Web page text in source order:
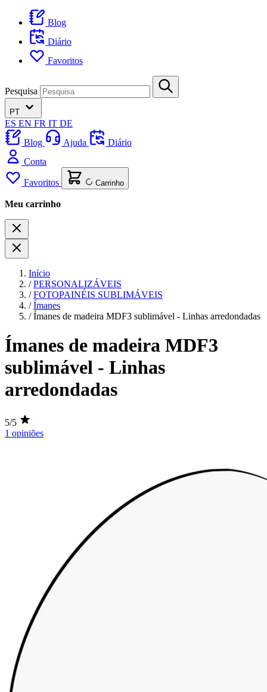
Blog
Diário
Favoritos
Pesquisa
PT
ES EN FR IT DE
Blog
Ajuda
Diário
Conta
Favoritos Carrinho
Meu carrinho
Início
/ PERSONALIZÁVEIS
/ FOTOPAINÉIS SUBLIMÁVEIS
/ Ímanes
/ Ímanes de madeira MDF3 sublimável - Linhas arredondadas
Ímanes de madeira MDF3
sublimável - Linhas
arredondadas
5/5
1 opiniões